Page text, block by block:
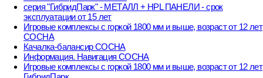
серия "ГибридПарк" - МЕТАЛЛ + HPL ПАНЕЛИ - срок
эксплуатации от 15 лет
Игровые комплексы с горкой 1800 мм и выше, возраст от 12 лет
СОСНА
Качалка-балансир СОСНА
Информация. Навигация СОСНА
Игровые комплексы с горкой 1800 мм и выше, возраст от 12 лет